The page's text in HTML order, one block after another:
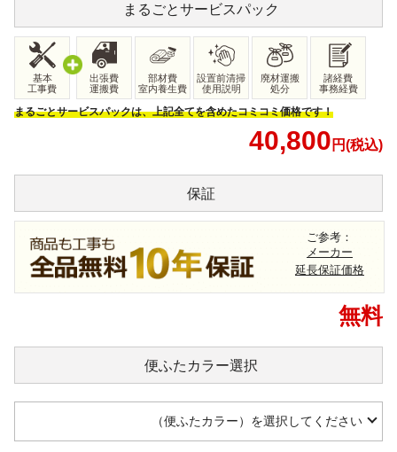
まるごとサービスパック
基本
工事費
出張費
運搬費
部材費
室内養生費
設置前清掃
使用説明
廃材運搬
処分
諸経費
事務経費
まるごとサービスパックは、上記全てを含めたコミコミ価格です！
40,800 円(税込)
保証
ご参考：
メーカー
延長保証価格
無料
便ふたカラー選択
（便ふたカラー）を選択してください